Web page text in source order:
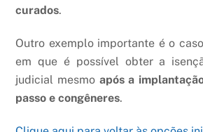
curados.
Outro exemplo importante é o
em que é possível obter a
judicial mesmo após a
passo e congêneres.